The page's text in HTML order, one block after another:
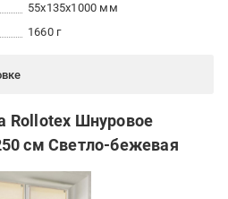
55x135x1000 мм
1660 г
Rollotex Шнуровое
см Светло-бежевая